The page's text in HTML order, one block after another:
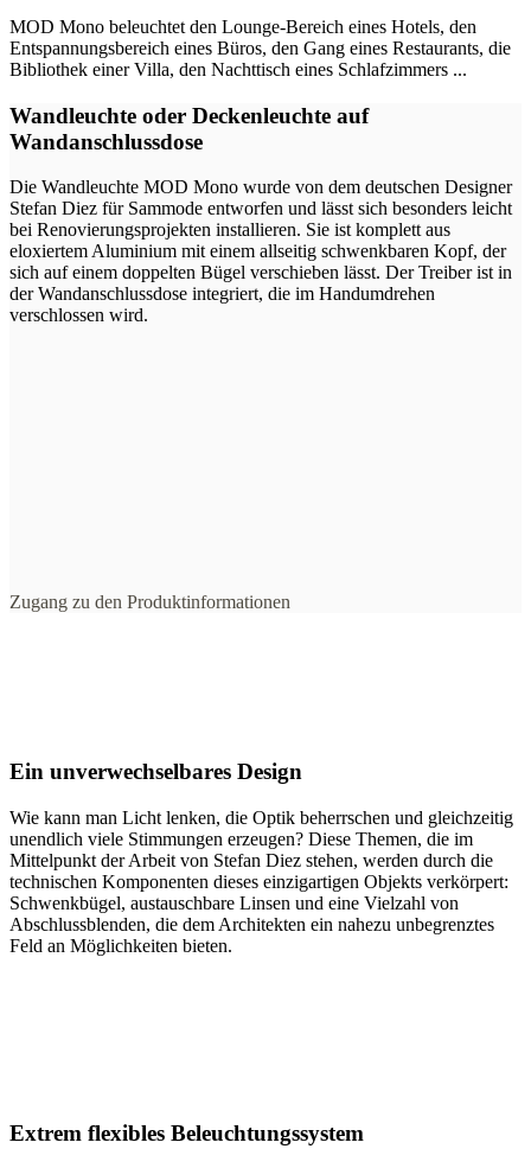
MOD Mono beleuchtet den Lounge-Bereich eines Hotels, den
Entspannungsbereich eines Büros, den Gang eines Restaurants, die
Bibliothek einer Villa, den Nachttisch eines Schlafzimmers ...
Wandleuchte oder Deckenleuchte auf
Wandanschlussdose
Die Wandleuchte MOD Mono wurde von dem deutschen Designer
Stefan Diez für Sammode entworfen und lässt sich besonders leicht
bei Renovierungsprojekten installieren. Sie ist komplett aus
eloxiertem Aluminium mit einem allseitig schwenkbaren Kopf, der
sich auf einem doppelten Bügel verschieben lässt. Der Treiber ist in
der Wandanschlussdose integriert, die im Handumdrehen
verschlossen wird.
Zugang zu den Produktinformationen
Ein unverwechselbares Design
Wie kann man Licht lenken, die Optik beherrschen und gleichzeitig
unendlich viele Stimmungen erzeugen? Diese Themen, die im
Mittelpunkt der Arbeit von Stefan Diez stehen, werden durch die
technischen Komponenten dieses einzigartigen Objekts verkörpert:
Schwenkbügel, austauschbare Linsen und eine Vielzahl von
Abschlussblenden, die dem Architekten ein nahezu unbegrenztes
Feld an Möglichkeiten bieten.
Extrem flexibles Beleuchtungssystem